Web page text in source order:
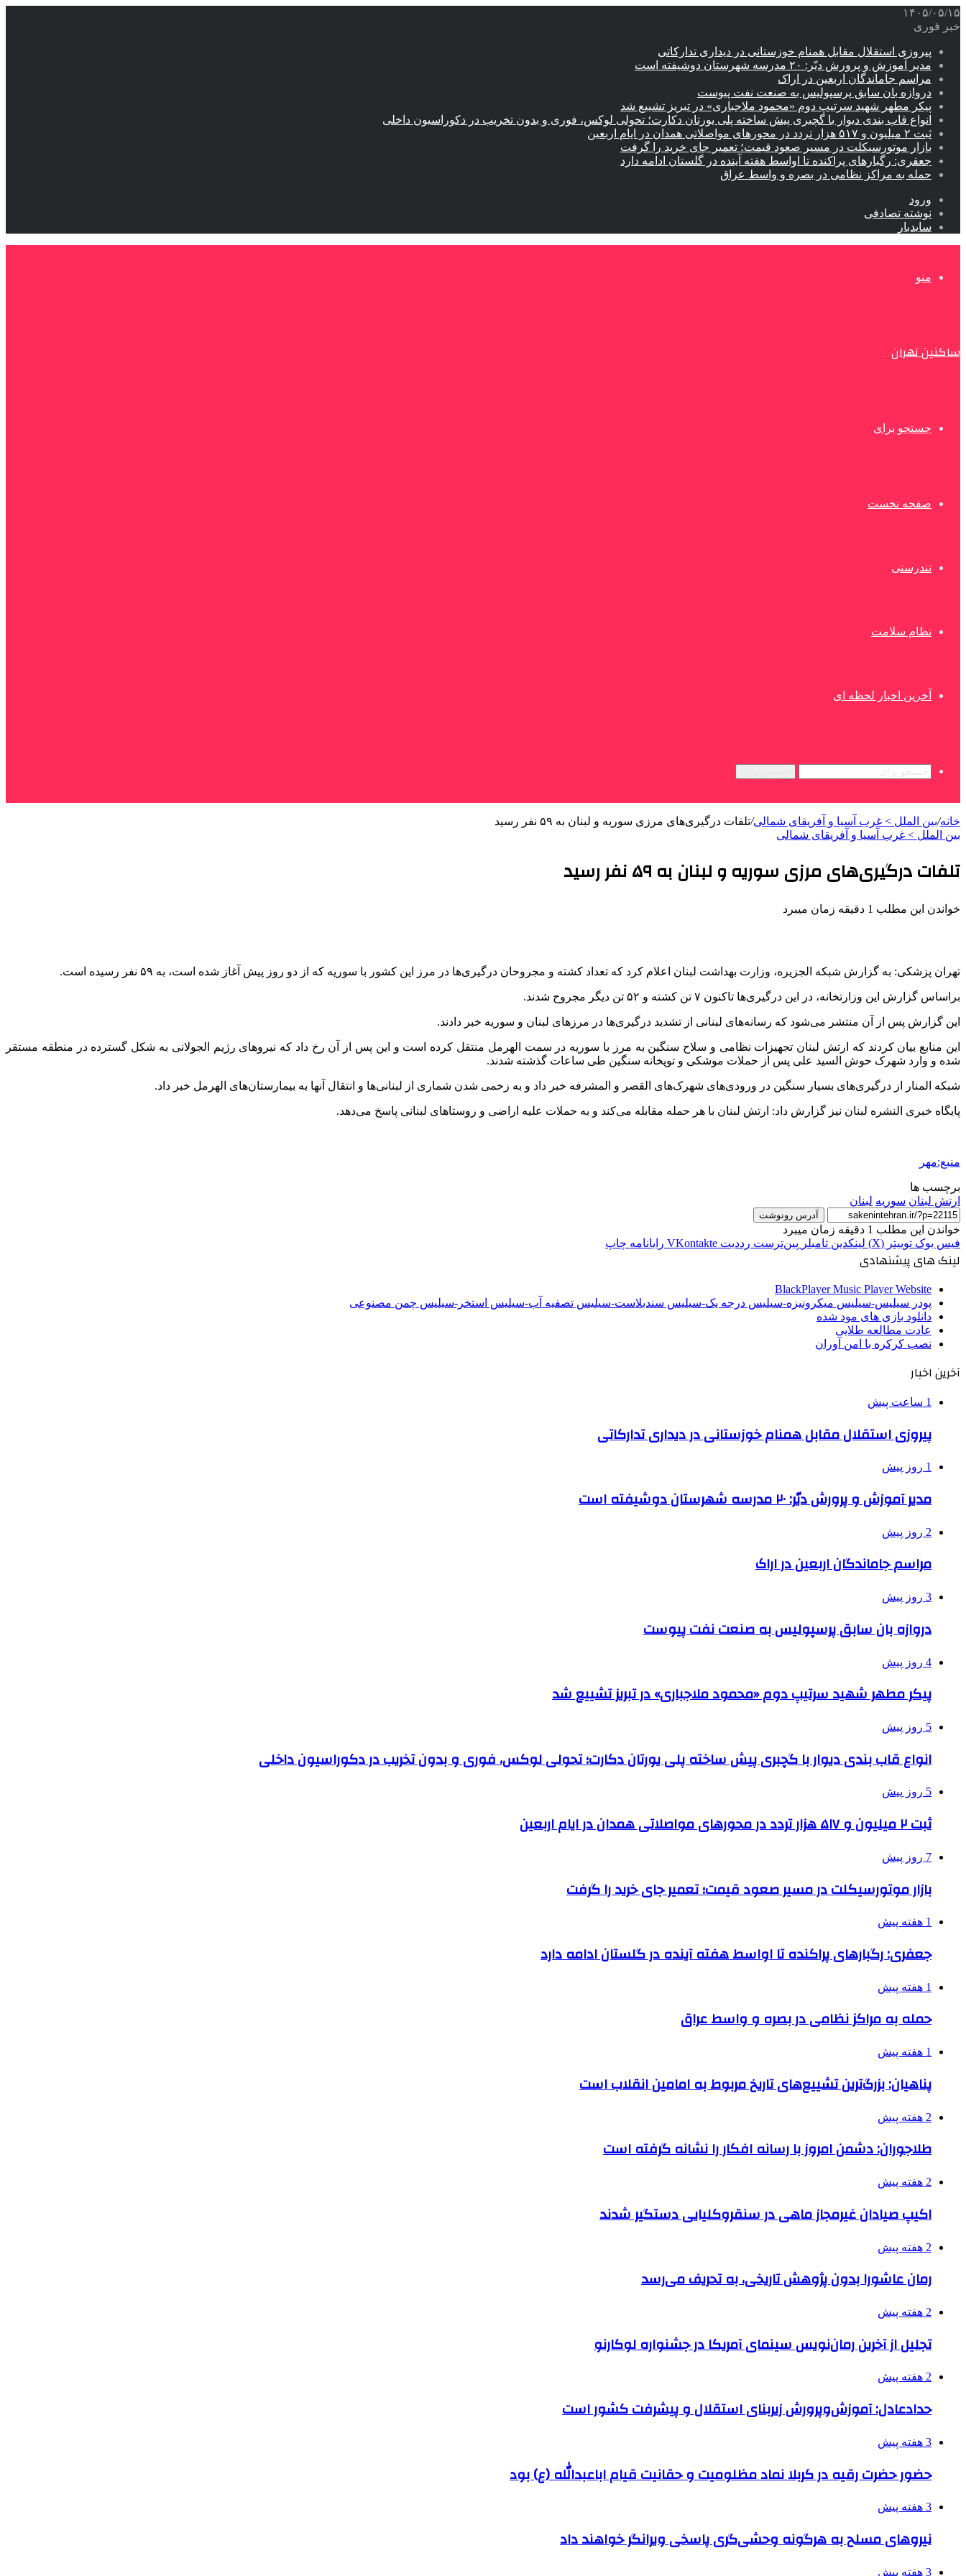
۱۴۰۵/۰۵/۱۵
خبر فوری
پیروزی استقلال مقابل همنام خوزستانی در دیداری تدارکاتی
مدیر آموزش و پرورش دیّر: ۲۰ مدرسه شهرستان دوشیفته است
مراسم جاماندگان اربعین در اراک
دروازه بان سابق پرسپولیس به صنعت نفت پیوست
پیکر مطهر شهید سرتیپ دوم «محمود ملاجباری» در تبریز تشییع شد
انواع قاب بندی دیوار با گچبری پیش ساخته پلی یورتان دکارت؛ تحولی لوکس، فوری و بدون تخریب در دکوراسیون داخلی
ثبت ۲ میلیون و ۵۱۷ هزار تردد در محورهای مواصلاتی همدان در ایام اربعین
بازار موتورسیکلت در مسیر صعود قیمت؛ تعمیر جای خرید را گرفت
جعفری: رگبارهای پراکنده تا اواسط هفته آینده در گلستان ادامه دارد
حمله به مراکز نظامی در بصره و واسط عراق
ورود
نوشته تصادفی
سایدبار
منو
ساکنین تهران
جستجو برای
صفحه نخست
تندرستی
نظام سلامت
آخرین اخبار لحظه ای
خانه/بین الملل > غرب آسیا و آفریقای شمالی/تلفات درگیری‌های مرزی سوریه و لبنان به ۵۹ نفر رسید
بین الملل > غرب آسیا و آفریقای شمالی
تلفات درگیری‌های مرزی سوریه و لبنان به ۵۹ نفر رسید
خواندن این مطلب 1 دقیقه زمان میبرد
تهران پزشکی: به گزارش شبکه الجزیره، وزارت بهداشت لبنان اعلام کرد که تعداد کشته و مجروحان درگیری‌ها در مرز این کشور با سوریه که از دو روز پیش آغاز شده است، به ۵۹ نفر رسیده است.
براساس گزارش این وزارتخانه، در این درگیری‌ها تاکنون ۷ تن کشته و ۵۲ تن دیگر مجروح شدند.
این گزارش پس از آن منتشر می‌شود که رسانه‌های لبنانی از تشدید درگیری‌ها در مرزهای لبنان و سوریه خبر دادند.
این منابع بیان کردند که ارتش لبنان تجهیزات نظامی و سلاح سنگین به مرز با سوریه در سمت الهرمل منتقل کرده است و این پس از آن رخ داد که نیروهای رژیم الجولانی به شکل گسترده در منطقه مستقر
شده و وارد شهرک حوش السید علی پس از حملات موشکی و توپخانه سنگین طی ساعات گذشته شدند.
شبکه المنار از درگیری‌های بسیار سنگین در ورودی‌های شهرک‌های القصر و المشرفه خبر داد و به زخمی شدن شماری از لبنانی‌ها و انتقال آنها به بیمارستان‌های الهرمل خبر داد.
پایگاه خبری النشره لبنان نیز گزارش داد: ارتش لبنان با هر حمله مقابله می‌کند و به حملات علیه اراضی و روستاهای لبنانی پاسخ می‌دهد.
منبع:مهر
برچسب ها
ارتش لبنان سوریه لبنان
آدرس رونوشت
خواندن این مطلب 1 دقیقه زمان میبرد
فیس بوک توییتر (X) لینکدین ‫تامبلر ‫پین‌ترست ‫رددیت ‫VKontakte رایانامه چاپ
لینک های پیشنهادی
BlackPlayer Music Player Website
پودر سیلیس-سیلیس میکرونیزه-سیلیس درجه یک-سیلیس سندبلاست-سیلیس تصفیه آب-سیلیس استخر-سیلیس چمن مصنوعی
دانلود بازی های مود شده
عادت مطالعه طلایی
نصب کرکره با امن آوران
آخرین اخبار
1 ساعت پیش
پیروزی استقلال مقابل همنام خوزستانی در دیداری تدارکاتی
1 روز پیش
مدیر آموزش و پرورش دیّر: ۲۰ مدرسه شهرستان دوشیفته است
2 روز پیش
مراسم جاماندگان اربعین در اراک
3 روز پیش
دروازه بان سابق پرسپولیس به صنعت نفت پیوست
4 روز پیش
پیکر مطهر شهید سرتیپ دوم «محمود ملاجباری» در تبریز تشییع شد
5 روز پیش
انواع قاب بندی دیوار با گچبری پیش ساخته پلی یورتان دکارت؛ تحولی لوکس، فوری و بدون تخریب در دکوراسیون داخلی
5 روز پیش
ثبت ۲ میلیون و ۵۱۷ هزار تردد در محورهای مواصلاتی همدان در ایام اربعین
7 روز پیش
بازار موتورسیکلت در مسیر صعود قیمت؛ تعمیر جای خرید را گرفت
1 هفته پیش
جعفری: رگبارهای پراکنده تا اواسط هفته آینده در گلستان ادامه دارد
1 هفته پیش
حمله به مراکز نظامی در بصره و واسط عراق
1 هفته پیش
پناهیان: بزرگ‌ترین تشییع‌های تاریخ مربوط به امامین انقلاب است
2 هفته پیش
طلاجوران: دشمن امروز با رسانه افکار را نشانه گرفته است
2 هفته پیش
اکیپ صیادان غیرمجاز ماهی در سنقروکلیایی دستگیر شدند
2 هفته پیش
رمان عاشورا بدون پژوهش تاریخی، به تحریف می‌رسد
2 هفته پیش
تجلیل از آخرین رمان‌نویس سینمای آمریکا در جشنواره لوکارنو
2 هفته پیش
حدادعادل: آموزش‌وپرورش زیربنای استقلال و پیشرفت کشور است
3 هفته پیش
حضور حضرت رقیه در کربلا نماد مظلومیت و حقانیت قیام اباعبدالله (ع) بود
3 هفته پیش
نیروهای مسلح به هرگونه وحشی‌گری پاسخی ویرانگر خواهند داد
3 هفته پیش